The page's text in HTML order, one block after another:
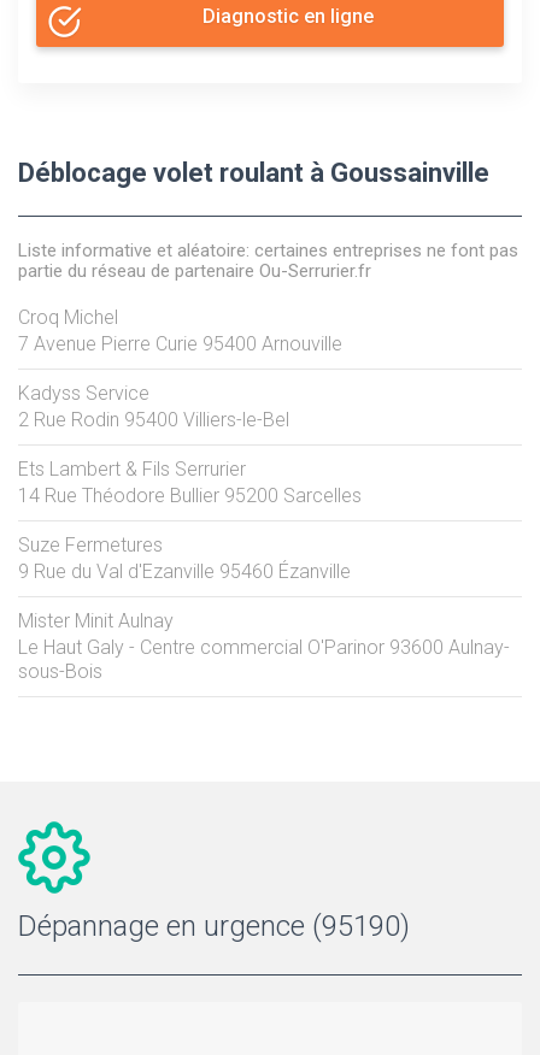
Diagnostic en ligne
Déblocage volet roulant à Goussainville
Liste informative et aléatoire: certaines entreprises ne font pas
partie du réseau de partenaire Ou-Serrurier.fr
Croq Michel
7 Avenue Pierre Curie 95400 Arnouville
Kadyss Service
2 Rue Rodin 95400 Villiers-le-Bel
Ets Lambert & Fils Serrurier
14 Rue Théodore Bullier 95200 Sarcelles
Suze Fermetures
9 Rue du Val d'Ezanville 95460 Ézanville
Mister Minit Aulnay
Le Haut Galy - Centre commercial O'Parinor 93600 Aulnay-
sous-Bois
Dépannage en urgence (95190)